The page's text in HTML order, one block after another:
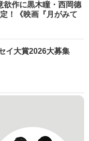
欲作に黒木瞳・西岡德
！《映画『月がみて
イ大賞2026大募集